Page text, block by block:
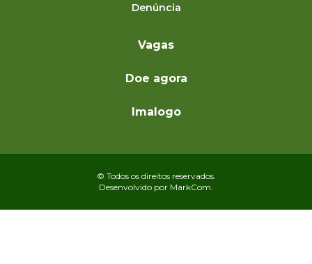
Denúncia
Vagas
Doe agora
Imalogo
© Todos os direitos reservados.
Desenvolvido por MarkCom.